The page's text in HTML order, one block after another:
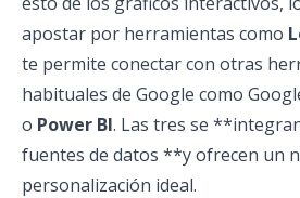
apostar por herramientas como
te permite conectar con otras
habituales de Google como
o Power BI. Las tres se
fuentes de datos **y ofrecen un
personalización ideal.